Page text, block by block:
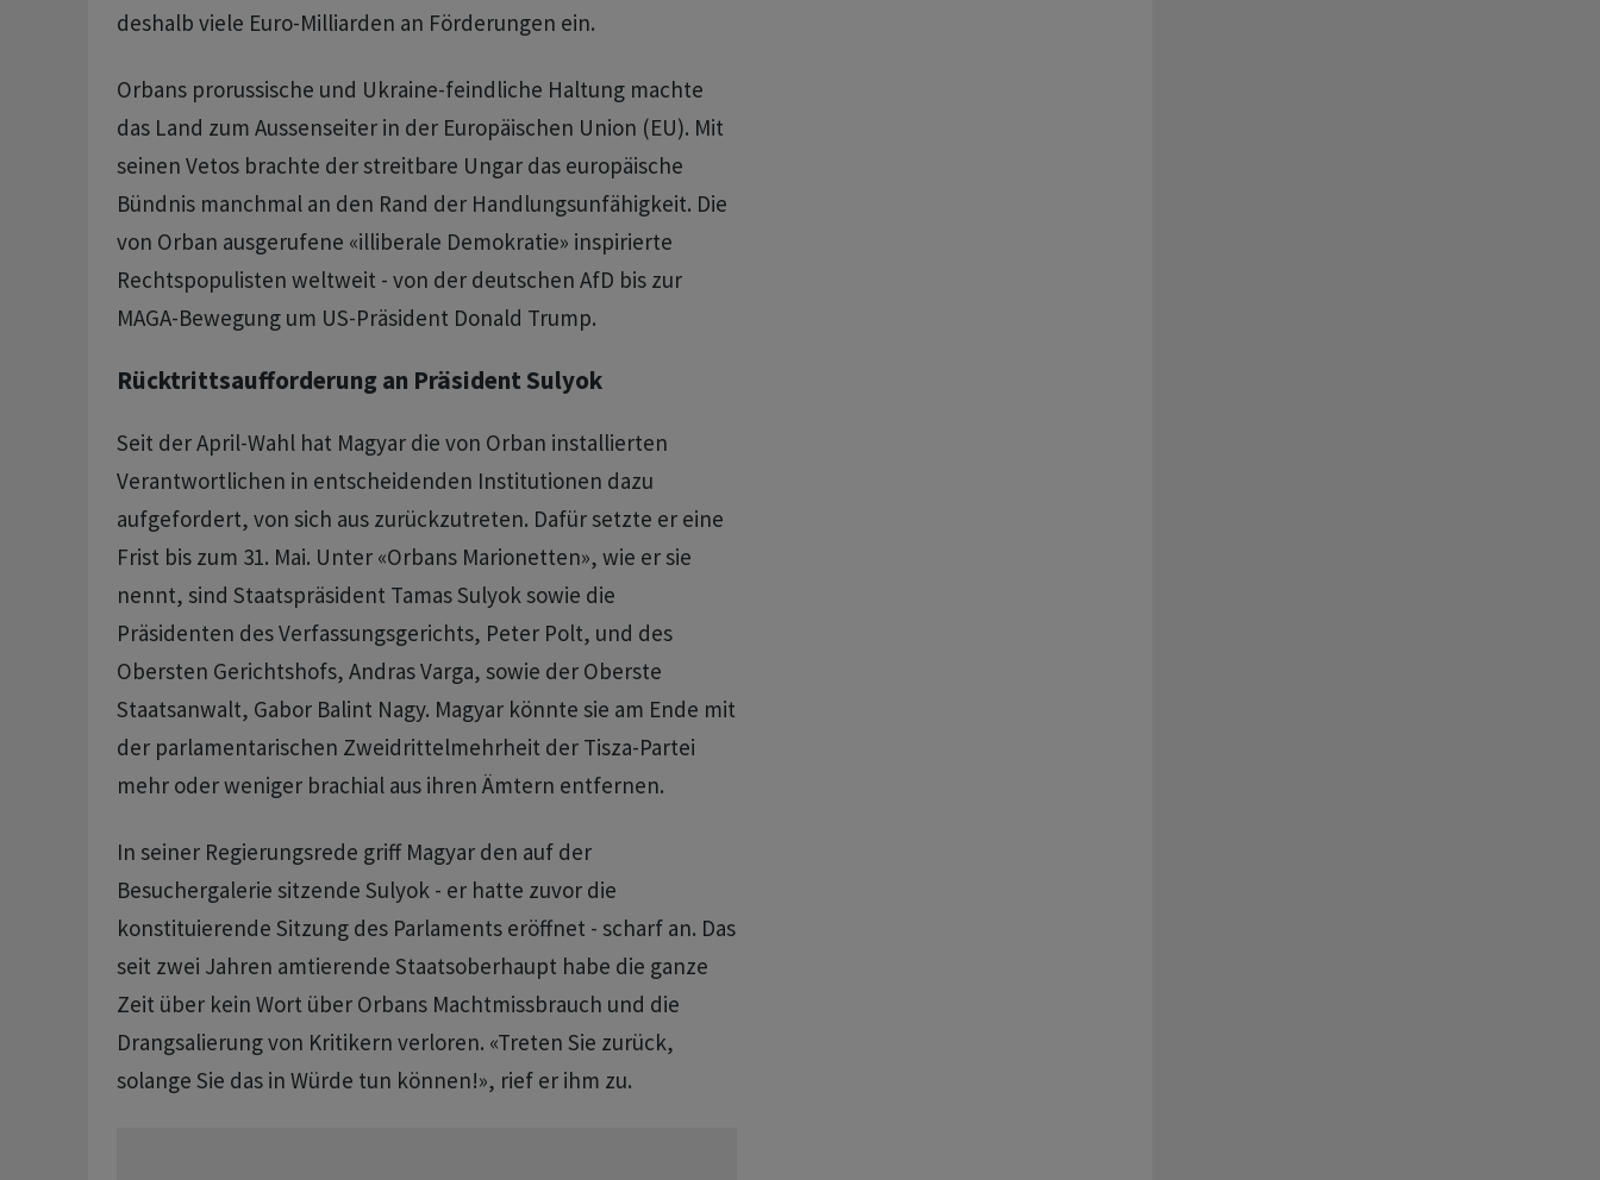
deshalb viele Euro-Milliarden an Förderungen ein.
Orbans prorussische und Ukraine-feindliche Haltung machte
das Land zum Aussenseiter in der Europäischen Union (EU). Mit
seinen Vetos brachte der streitbare Ungar das europäische
Bündnis manchmal an den Rand der Handlungsunfähigkeit. Die
von Orban ausgerufene «illiberale Demokratie» inspirierte
Rechtspopulisten weltweit - von der deutschen AfD bis zur
MAGA-Bewegung um US-Präsident Donald Trump.
Rücktrittsaufforderung an Präsident Sulyok
Seit der April-Wahl hat Magyar die von Orban installierten
Verantwortlichen in entscheidenden Institutionen dazu
aufgefordert, von sich aus zurückzutreten. Dafür setzte er eine
Frist bis zum 31. Mai. Unter «Orbans Marionetten», wie er sie
nennt, sind Staatspräsident Tamas Sulyok sowie die
Präsidenten des Verfassungsgerichts, Peter Polt, und des
Obersten Gerichtshofs, Andras Varga, sowie der Oberste
Staatsanwalt, Gabor Balint Nagy. Magyar könnte sie am Ende mit
der parlamentarischen Zweidrittelmehrheit der Tisza-Partei
mehr oder weniger brachial aus ihren Ämtern entfernen.
In seiner Regierungsrede griff Magyar den auf der
Besuchergalerie sitzende Sulyok - er hatte zuvor die
konstituierende Sitzung des Parlaments eröffnet - scharf an. Das
seit zwei Jahren amtierende Staatsoberhaupt habe die ganze
Zeit über kein Wort über Orbans Machtmissbrauch und die
Drangsalierung von Kritikern verloren. «Treten Sie zurück,
solange Sie das in Würde tun können!», rief er ihm zu.